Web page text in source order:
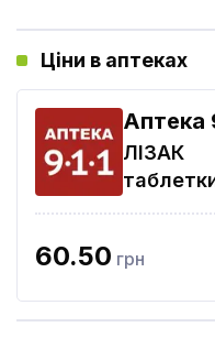
Ціни в аптеках
Aптека
ЛІЗАК
60.50 грн